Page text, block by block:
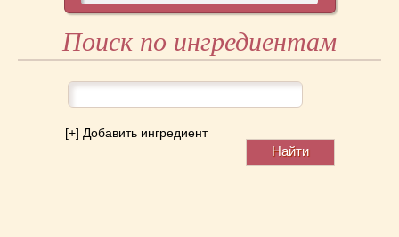
Поиск по ингредиентам
[+] Добавить ингредиент